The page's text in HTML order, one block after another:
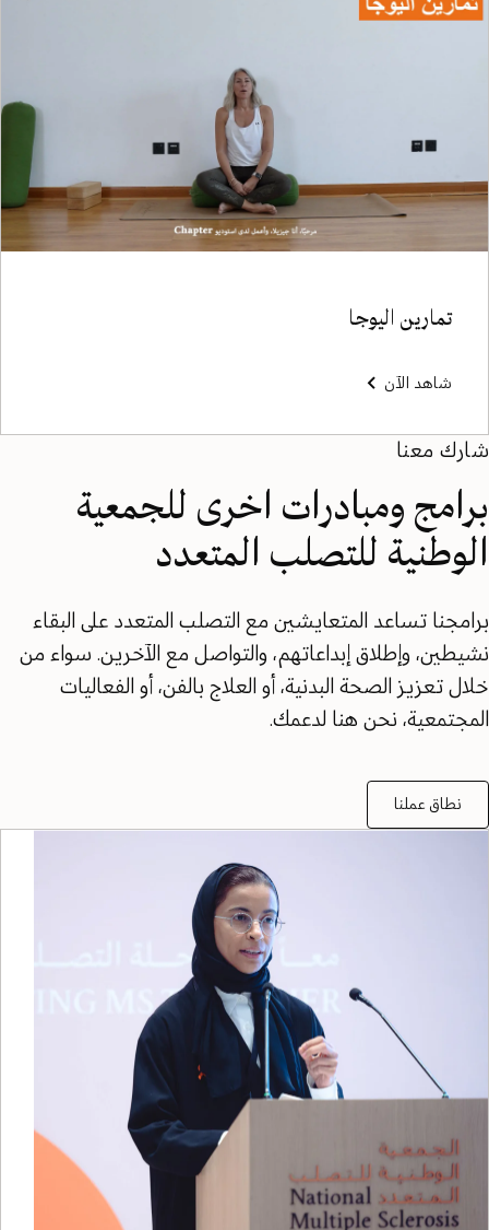
تمارين اليوجا
شاهد الآن
شارك معنا
برامج ومبادرات اخرى للجمعية
الوطنية للتصلب المتعدد
برامجنا تساعد المتعايشين مع التصلب المتعدد على البقاء
نشيطين، وإطلاق إبداعاتهم، والتواصل مع الآخرين. سواء من
خلال تعزيز الصحة البدنية، أو العلاج بالفن، أو الفعاليات
المجتمعية، نحن هنا لدعمك.
نطاق عملنا